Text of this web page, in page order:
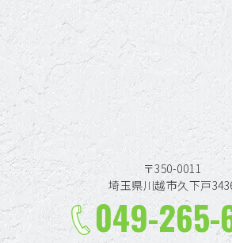
〒350-0011
埼玉県川越市久下戸
049-265-